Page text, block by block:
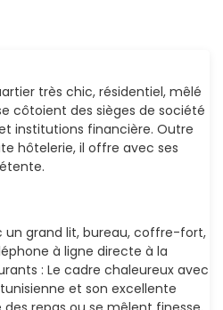
très chic, résidentiel, mêlé
côtoient des sièges de société
institutions financière. Outre
hôtelerie, il offre avec ses
un grand lit, bureau, coffre-fort,
à ligne directe à la
: Le cadre chaleureux avec
et son excellente